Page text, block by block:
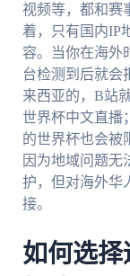
视频等，都和赛
着，只有国内IP
容。当你在海外
台检测到后就会
来西亚的，B站
世界杯中文直播
的世界杯也会被
因为地域问题无
护，但对海外华
接。
如何选择